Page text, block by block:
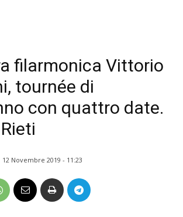
filarmonica Vittorio
tournée di
con quattro date.
12 Novembre 2019 - 11:23